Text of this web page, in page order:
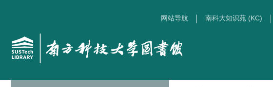
网站导航 南科大知识苑 (KC)